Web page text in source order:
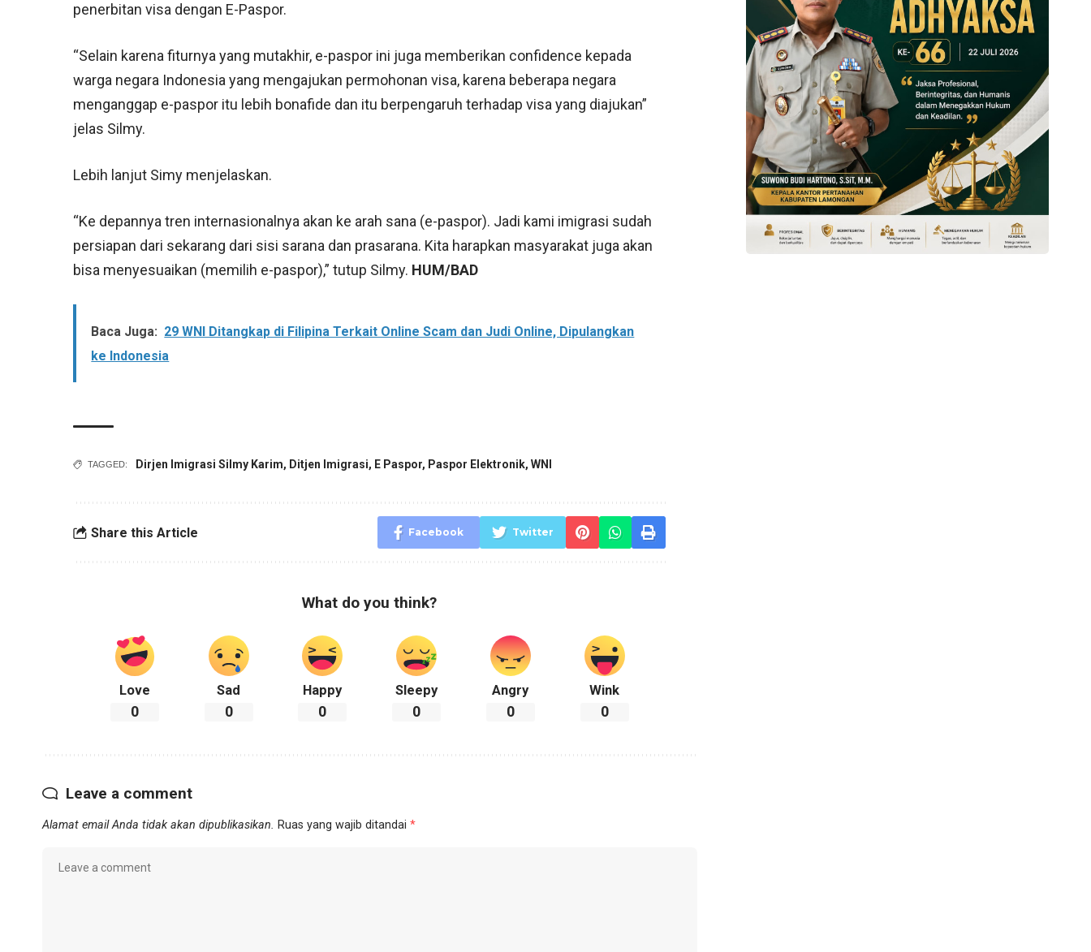
penerbitan visa dengan E-Paspor.
“Selain karena fiturnya yang mutakhir, e-paspor ini juga memberikan confidence kepada
warga negara Indonesia yang mengajukan permohonan visa, karena beberapa negara
menganggap e-paspor itu lebih bonafide dan itu berpengaruh terhadap visa yang diajukan”
jelas Silmy.
Lebih lanjut Simy menjelaskan.
“Ke depannya tren internasionalnya akan ke arah sana (e-paspor). Jadi kami imigrasi sudah
persiapan dari sekarang dari sisi sarana dan prasarana. Kita harapkan masyarakat juga akan
bisa menyesuaikan (memilih e-paspor),” tutup Silmy. HUM/BAD
Baca Juga: 29 WNI Ditangkap di Filipina Terkait Online Scam dan Judi Online, Dipulangkan
ke Indonesia
TAGGED: Dirjen Imigrasi Silmy Karim, Ditjen Imigrasi, E Paspor, Paspor Elektronik,WNI
Share this Article Facebook Twitter
What do you think?
Love
0
Sad
0
Happy
0
Sleepy
0
Angry
0
Wink
0
Leave a comment
Alamat email Anda tidak akan dipublikasikan. Ruas yang wajib ditandai *